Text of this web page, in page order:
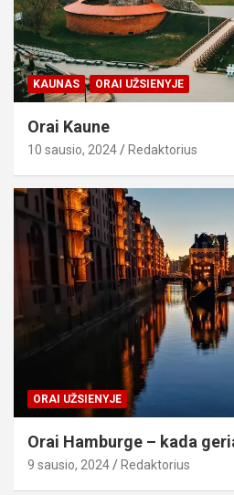
KAUNAS ORAI UŽSIENYJE
Orai Kaune
10 sausio, 2024 Redaktorius
ORAI UŽSIENYJE
Orai Hamburge – kada
9 sausio, 2024 Redaktorius